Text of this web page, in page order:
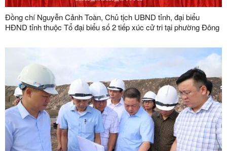
Đồng chí Nguyễn Cảnh Toàn, Chủ tịch UBND tỉnh, đại biểu
HĐND tỉnh thuộc Tổ đại biểu số 2 tiếp xúc cử tri tại phường Đông